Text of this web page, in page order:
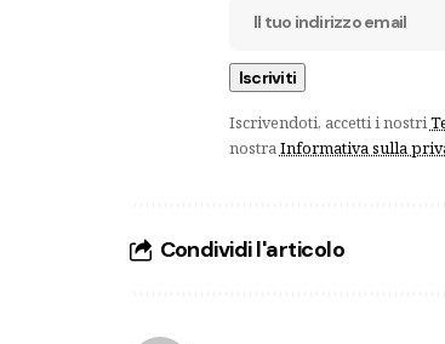
Iscrivendoti, accetti i nostri
nostraInformativa sulla
Condividi l'articolo